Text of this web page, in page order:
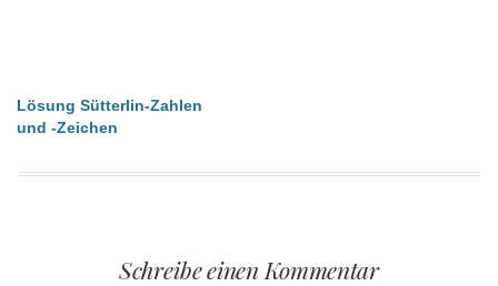
Beitragsnavigation
Lösung Sütterlin-Zahlen
und -Zeichen
Schreibe einen Kommentar